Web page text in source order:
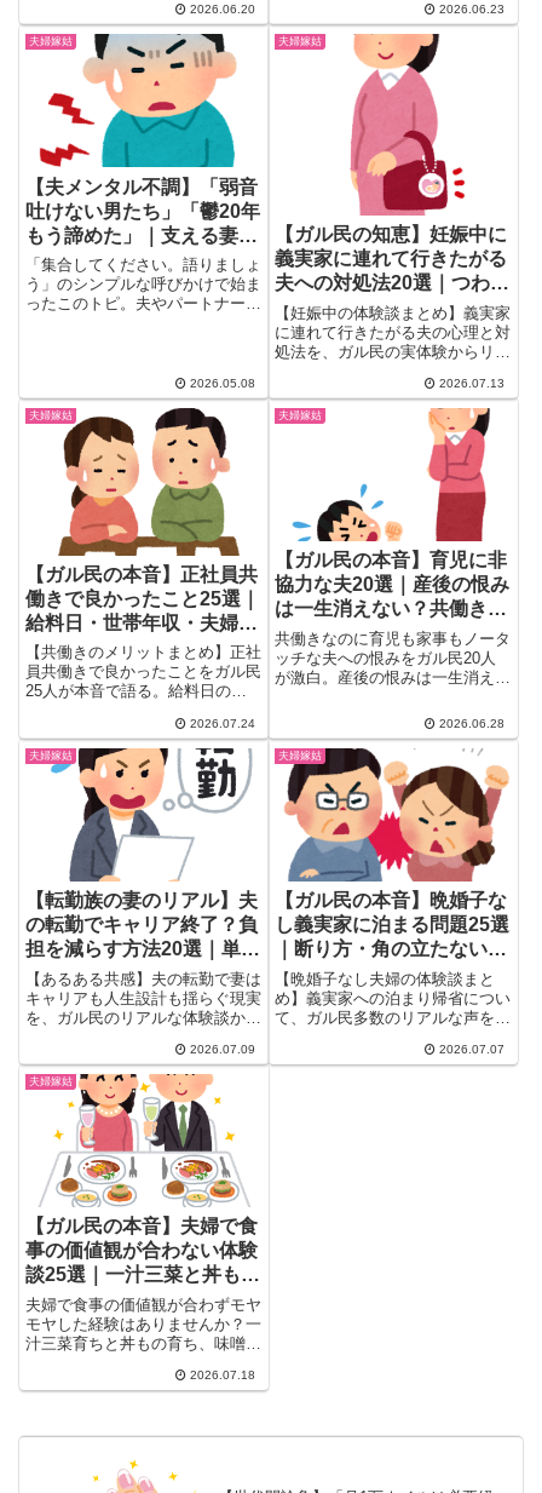
声がガル民から続出。なぜ義実家
は孫の髪を切りたがるのか、その
心理をガル民が徹底分析。美容師
の証言・弁護士の見解も紹介。
2026.06.20
ら、住宅ローンの考え方・夫婦の
落とし所・後悔しない立地の選び
方まで一気にチェック。
2026.06.23
夫婦嫁姑
【夫メンタル不調】「弱音
吐けない男たち」「鬱20年
もう諦めた」｜支える妻た
ちの本音と現実的な対処法
「集合してください。語りましょ
う」のシンプルな呼びかけで始ま
ったこのトピ。夫やパートナーが
2026.05.08
夫婦嫁姑
【ガル民の知恵】妊娠中に
義実家に連れて行きたがる
夫への対処法20選｜つわり
の伝え方と乗り切り方
【妊娠中の体験談まとめ】義実家
に連れて行きたがる夫の心理と対
処法を、ガル民の実体験からリア
立たない断り方、産後に増える義
実家付き合いへの備え方まで、検
索しても出てこない本音を厳選し
2026.07.13
夫婦嫁姑
【ガル民の本音】正社員共
働きで良かったこと25選｜
給料日・世帯年収・夫婦対
等のリアル
【共働きのメリットまとめ】正社
員共働きで良かったことをガル民
25人が本音で語る。給料日の喜
でいられる理由、離婚や夫の休職
に備えるリスクヘッジまで、物価
高時代に共働きを続ける価値がわ
かる体験談を厳選。葛藤を抱える
人のリアルな声も収録。
2026.07.24
夫婦嫁姑
【ガル民の本音】育児に非
協力な夫20選｜産後の恨み
は一生消えない？共働きワ
ンオペ妻の限界エピソード
共働きなのに育児も家事もノータ
ッチな夫への恨みをガル民20人
が激白。産後の恨みは一生消え
の衝撃発言・子供が大きくなった
後の父親面まで、30〜50代女性
の共感体験談を一気にチェック。
乗り越え方も紹介。
2026.06.28
夫婦嫁姑
【転勤族の妻のリアル】夫
の転勤でキャリア終了？負
担を減らす方法20選｜単身
赴任・お金の本音
【あるある共感】夫の転勤で妻は
キャリアも人生設計も揺らぐ現実
を、ガル民のリアルな体験談から
仕事・子どもへの影響まで転勤族
の妻が直面する本音を20選まと
めました。負担を減らすエリア職
制度や単身赴任の工夫、実際に使
える対処法も紹介します。
2026.07.09
夫婦嫁姑
【ガル民の本音】晩婚子な
し義実家に泊まる問題25選
｜断り方・角の立たない伝
え方まとめ
【晩婚子なし夫婦の体験談まと
め】義実家への泊まり帰省につい
て、ガル民多数のリアルな声を厳
音、断り方や角の立たない伝え
2026.07.07
夫婦嫁姑
【ガル民の本音】夫婦で食
事の価値観が合わない体験
談25選｜一汁三菜と丼もの
の溝を埋める方法
夫婦で食事の価値観が合わずモヤ
モヤした経験はありませんか？一
汁三菜育ちと丼もの育ち、味噌汁
ル民20人のリアルな体験談と、
した。新婚さんも必見の実例集で
2026.07.18